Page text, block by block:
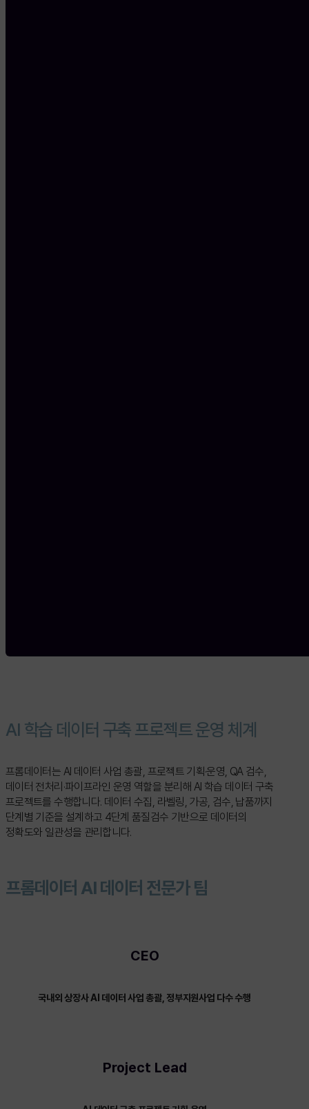
AI 학습 데 이 터 구축 프로젝트운영 체 계
프롬데이터는 AI 데이터 사업 총괄, 프로젝트 기획·운영, QA 검수,
데이터 전처리·파이프라인 운영 역할을 분리해 AI 학습 데이터 구축
프로젝트를 수행합니다. 데이터 수집, 라벨링, 가공, 검수, 납품까지
단계별 기준을 설계하고 4단계 품질검수 기반으로 데이터의
정확도와 일관성을 관리합니다.
프롬데 이 터 AI 데 이 터 전문가 팀
CEO
국내외 상장사 AI 데이터 사업 총괄, 정부지원사업 다수 수행
Project Lead